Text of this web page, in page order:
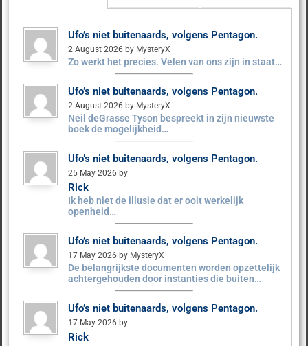
Ufo’s niet buitenaards, volgens Pentagon.
2 August 2026 by MysteryX
Zo werkt het precies. Velen van ons zijn in staat…
Ufo’s niet buitenaards, volgens Pentagon.
2 August 2026 by MysteryX
Neil deGrasse Tyson bespreekt in zijn nieuwste
boek de mogelijkheid…
Ufo’s niet buitenaards, volgens Pentagon.
25 May 2026 by
Rick
Ik heb niet de illusie dat er ooit werkelijk
openheid…
Ufo’s niet buitenaards, volgens Pentagon.
17 May 2026 by MysteryX
De belangrijkste documenten worden opzettelijk
achtergehouden door instanties die buiten…
Ufo’s niet buitenaards, volgens Pentagon.
17 May 2026 by
Rick